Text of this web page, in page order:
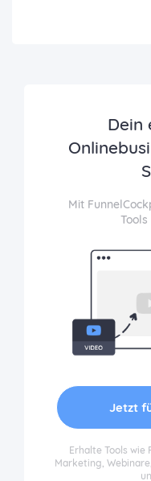
Dein
Mit
Jetzt
Erhalte Tools wie
Marketing,